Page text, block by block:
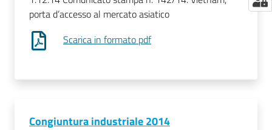
porta d’accesso al mercato asiatico
Scarica in formato pdf
Congiuntura industriale 2014